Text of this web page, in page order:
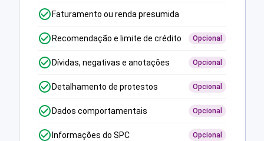
Faturamento ou renda presumida
Recomendação e limite de crédito Opcional
Dívidas, negativas e anotações Opcional
Detalhamento de protestos Opcional
Dados comportamentais Opcional
Informações do SPC Opcional